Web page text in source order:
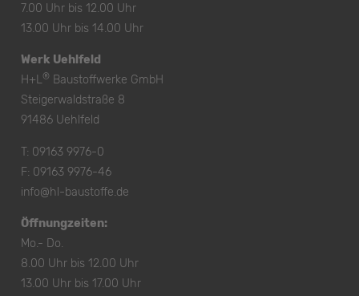
7.00 Uhr bis 12.00 Uhr
13.00 Uhr bis 14.00 Uhr
Werk Uehlfeld
H+L® Baustoffwerke GmbH
Steigerwaldstraße 8
91486 Uehlfeld
T: 09163 9976-0
F: 09163 9976-46
info@hl-baustoffe.de
Öffnungzeiten:
Mo.- Do.
8.00 Uhr bis 12.00 Uhr
13.00 Uhr bis 17.00 Uhr